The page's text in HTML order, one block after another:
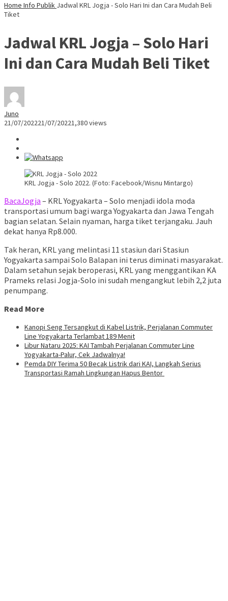
Home Info Publik Jadwal KRL Jogja - Solo Hari Ini dan Cara Mudah Beli
Tiket
Jadwal KRL Jogja – Solo Hari
Ini dan Cara Mudah Beli Tiket
Juno
21/07/202221/07/20221,380 views
KRL Jogja - Solo 2022. (Foto: Facebook/Wisnu Mintargo)
BacaJogja – KRL Yogyakarta – Solo menjadi idola moda
transportasi umum bagi warga Yogyakarta dan Jawa Tengah
bagian selatan. Selain nyaman, harga tiket terjangaku. Jauh
dekat hanya Rp8.000.
Tak heran, KRL yang melintasi 11 stasiun dari Stasiun
Yogyakarta sampai Solo Balapan ini terus diminati masyarakat.
Dalam setahun sejak beroperasi, KRL yang menggantikan KA
Prameks relasi Jogja-Solo ini sudah mengangkut lebih 2,2 juta
penumpang.
Read More
Kanopi Seng Tersangkut di Kabel Listrik, Perjalanan Commuter
Line Yogyakarta Terlambat 189 Menit
Libur Nataru 2025: KAI Tambah Perjalanan Commuter Line
Yogyakarta-Palur, Cek Jadwalnya!
Pemda DIY Terima 50 Becak Listrik dari KAI, Langkah Serius
Transportasi Ramah Lingkungan Hapus Bentor